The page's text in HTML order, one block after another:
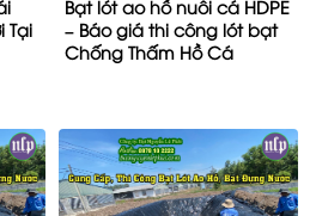
Tại
Bạt lót ao hồ nuôi cá HDPE
– Báo giá thi công lót bạt
Chống Thấm Hồ Cá